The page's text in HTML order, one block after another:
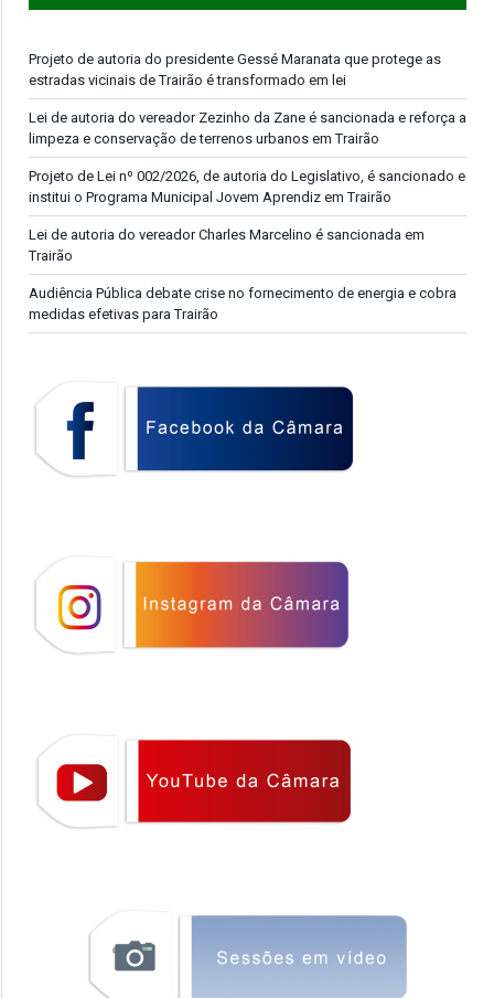
Projeto de autoria do presidente Gessé Maranata que protege as
estradas vicinais de Trairão é transformado em lei
Lei de autoria do vereador Zezinho da Zane é sancionada e reforça a
limpeza e conservação de terrenos urbanos em Trairão
Projeto de Lei nº 002/2026, de autoria do Legislativo, é sancionado e
institui o Programa Municipal Jovem Aprendiz em Trairão
Lei de autoria do vereador Charles Marcelino é sancionada em
Trairão
Audiência Pública debate crise no fornecimento de energia e cobra
medidas efetivas para Trairão